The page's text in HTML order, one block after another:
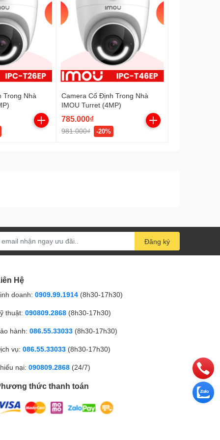
Tính năng Phát hiện chuyển động.
Phát hiện con người
và thú cưng.
Phát hiện âm thanh bất
thường.
Chế độ riêng tư.
Chống nước, chống
Không
PoE, điện năng tiêu thụ
<3W
Trong Nhà
Camera Cố Định Trong Nhà
IMOU Turret (4MP)
785.000₫
981.000₫ -20%
Đăng ký
Hệ
doanh: 0909.99.1914 (8h30-17h30)
thuật: 090809.2868 (8h30-17h30)
hành: 086.55.33033 (8h30-17h30)
vụ: 086.55.33033 (8h30-17h30)
nại: 090809.2868 (24/7)
thức thanh toán